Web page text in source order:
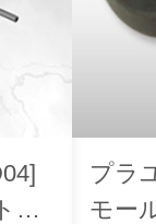
／
プラ
モー